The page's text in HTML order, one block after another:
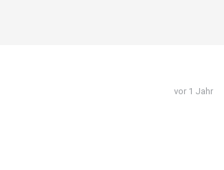
vor 1 Jahr